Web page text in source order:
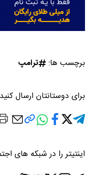
برچسب ها: ترامپ
برای دوستانتان ارسال کنید
اینتیتر را در شبکه های